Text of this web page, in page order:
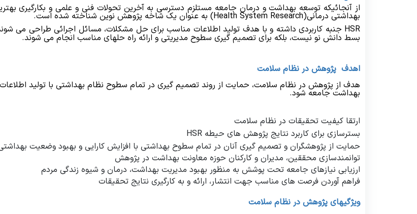
واگیر
از آنجائیکه توسعه بهداشت و درمان جامعه مستلزم دسترسی به آخرین تحولات فنی و علمی و بکارگیری
بهداشتی درمانی(Health System Research
) به عنوان یک شاخه پژوهش نوین شناخته شده است.
HSR جنبه کاربردی داشته و با هدف تولید اطلاعات مناسب برای حل مشکلات، مسائل اجرائی طراحی می
بسط دانش نو نیست، بلکه برای تصمیم گیری سطوح مدیریتی و ارائه راه حلهای مناسب انجام می شوند.
اهدف پژوهش در نظام سلامت
هدف از پژوهش در نظام سلامت، حمایت از روند تصمیم گیری در تمام سطوح نظام بهداشتی با تولید
بهداشت جامعه شود.
ارتقا کیفیت تحقیقات در نظام سلامت
بسترسازی برای کاربرد نتایج پژوهش های حیطه HSR
حمایت از پژوهشگران و تصمیم‏ گیری آنان در تمام سطوح بهداشتی با افزایش کارایی و بهبود وضعیت
توانمندسازی محققین، مدیران و کارکنان حوزه معاونت بهداشت در پژوهش
ارزیابی نیازهای جامعه تحت پوشش به منظور بهبود مدیریت بهداشت، درمان و شیوه زندگی مردم
فراهم آوردن فرصت های مناسب جهت انتشار، ارائه و به کارگیری نتایج تحقیقات
ویژگیهای پژوهش در نظام سلامت